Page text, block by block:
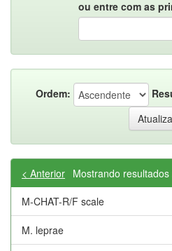
ou entre com as
Ordem:
Mostrando
< Anterior
M-CHAT-R/F scale
M. leprae